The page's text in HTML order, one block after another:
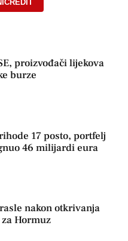
proizvođači lijekova
burze
17 posto, portfelj
46 milijardi eura
nakon otkrivanja
Hormuz